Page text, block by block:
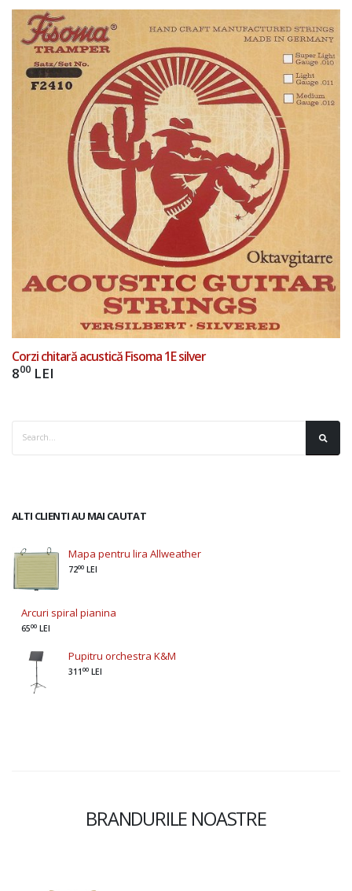
ALTI CLIENTI AU MAI CAUTAT
Mapa pentru lira Allweather
7200 LEI
Arcuri spiral pianina
6500 LEI
Pupitru orchestra K&M
311 00 LEI
Corzi chitară acustică Fisoma 1E silver
800 LEI
BRANDURILE NOASTRE